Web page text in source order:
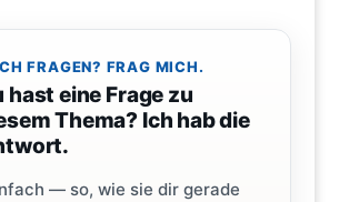
FRAGEN? FRAG MICH.
hast eine Frage zu
Thema? Ich hab die
— so, wie sie dir gerade